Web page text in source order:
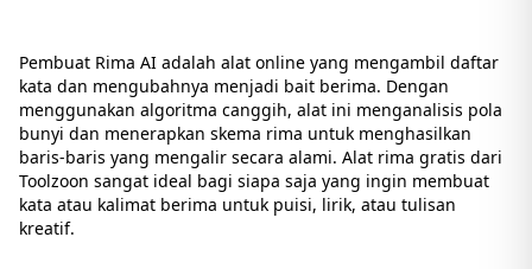
Pembuat Rima AI adalah alat online yang mengambil daftar
kata dan mengubahnya menjadi bait berima. Dengan
menggunakan algoritma canggih, alat ini menganalisis pola
bunyi dan menerapkan skema rima untuk menghasilkan
baris-baris yang mengalir secara alami. Alat rima gratis dari
Toolzoon sangat ideal bagi siapa saja yang ingin membuat
kata atau kalimat berima untuk puisi, lirik, atau tulisan
kreatif.